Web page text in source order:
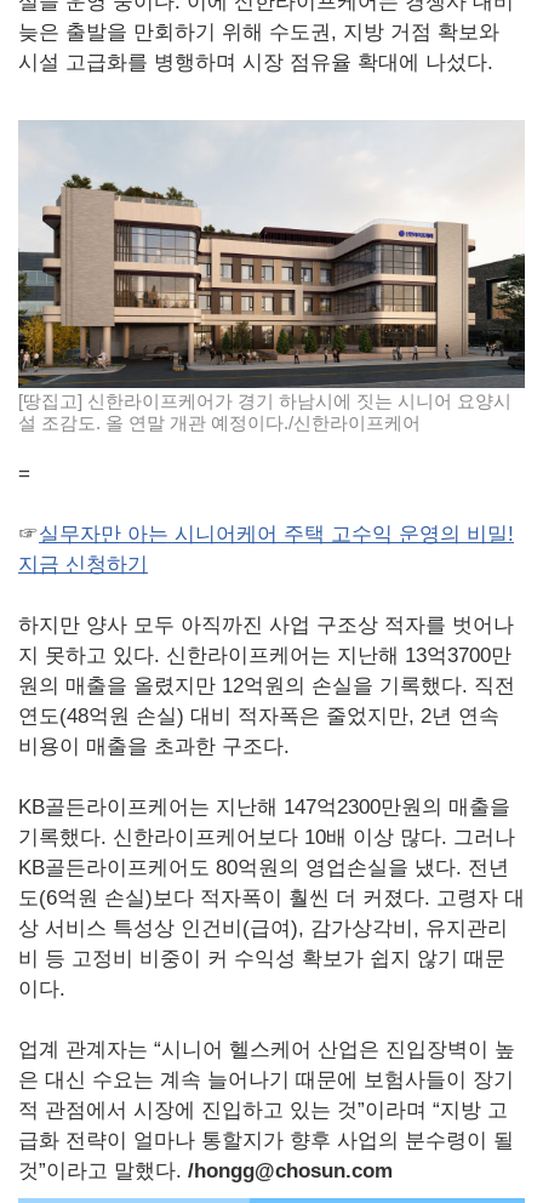
늦은 출발을 만회하기 위해 수도권, 지방 거점 확보와
시설 고급화를 병행하며 시장 점유율 확대에 나섰다.
[땅집고] 신한라이프케어가 경기 하남시에 짓는 시니어 요양시
설 조감도. 올 연말 개관 예정이다./신한라이프케어
=
☞실무자만 아는 시니어케어 주택 고수익 운영의 비밀!
지금 신청하기
하지만 양사 모두 아직까진 사업 구조상 적자를 벗어나
지 못하고 있다. 신한라이프케어는 지난해 13억3700만
원의 매출을 올렸지만 12억원의 손실을 기록했다. 직전
연도(48억원 손실) 대비 적자폭은 줄었지만, 2년 연속
비용이 매출을 초과한 구조다.
KB골든라이프케어는 지난해 147억2300만원의 매출을
기록했다. 신한라이프케어보다 10배 이상 많다. 그러나
KB골든라이프케어도 80억원의 영업손실을 냈다. 전년
도(6억원 손실)보다 적자폭이 훨씬 더 커졌다. 고령자 대
상 서비스 특성상 인건비(급여), 감가상각비, 유지관리
비 등 고정비 비중이 커 수익성 확보가 쉽지 않기 때문
이다.
업계 관계자는 “시니어 헬스케어 산업은 진입장벽이 높
은 대신 수요는 계속 늘어나기 때문에 보험사들이 장기
적 관점에서 시장에 진입하고 있는 것”이라며 “지방 고
급화 전략이 얼마나 통할지가 향후 사업의 분수령이 될
것”이라고 말했다. /hongg@chosun.com